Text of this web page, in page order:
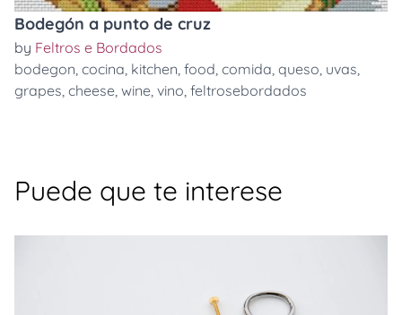
Bodegón a punto de cruz
by Feltros e Bordados
bodegon, cocina, kitchen, food, comida, queso, uvas,
grapes, cheese, wine, vino, feltrosebordados
Puede que te interese